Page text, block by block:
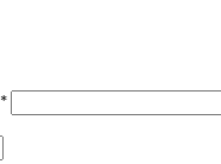
*Vaaditaan